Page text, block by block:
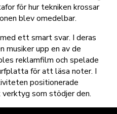
för hur tekniken krossar
blev omedelbar.
ett smart svar. I deras
musiker upp en av de
reklamfilm och spelade
för att läsa noter. I
positionerade
som stödjer den.